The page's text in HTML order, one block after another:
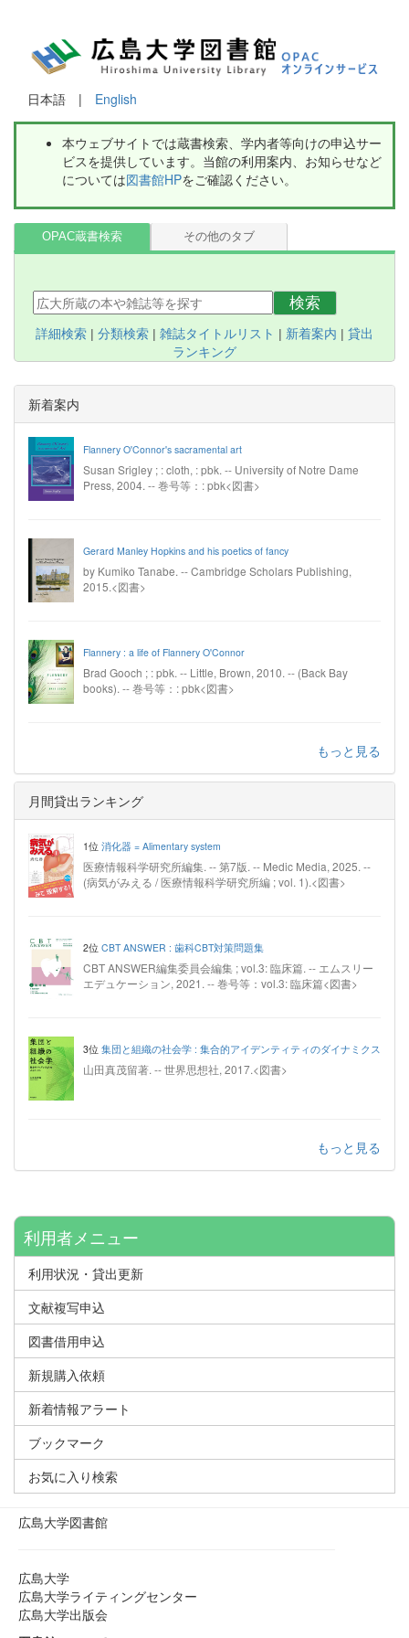
日本語 | English
本ウェブサイトでは蔵書検索、学内者等向けの申込サー
ビスを提供しています。当館の利用案内、お知らせなど
については図書館HPをご確認ください。
OPAC蔵書検索 その他のタブ
検索
詳細検索 | 分類検索 | 雑誌タイトルリスト | 新着案内 | 貸出
ランキング
新着案内
Flannery O'Connor's sacramental art
Susan Srigley ; : cloth, : pbk. -- University of Notre Dame
Press, 2004. -- 巻号等：: pbk<図書>
Gerard Manley Hopkins and his poetics of fancy
by Kumiko Tanabe. -- Cambridge Scholars Publishing,
2015.<図書>
Flannery : a life of Flannery O'Connor
Brad Gooch ; : pbk. -- Little, Brown, 2010. -- (Back Bay
books). -- 巻号等：: pbk<図書>
もっと見る
月間貸出ランキング
1位 消化器 = Alimentary system
医療情報科学研究所編集. -- 第7版. -- Medic Media, 2025. --
(病気がみえる / 医療情報科学研究所編 ; vol. 1).<図書>
2位 CBT ANSWER : 歯科CBT対策問題集
CBT ANSWER編集委員会編集 ; vol.3: 臨床篇. -- エムスリー
エデュケーション, 2021. -- 巻号等：vol.3: 臨床篇<図書>
3位 集団と組織の社会学 : 集合的アイデンティティのダイナミクス
山田真茂留著. -- 世界思想社, 2017.<図書>
もっと見る
利用者メニュー
利用状況・貸出更新
文献複写申込
図書借用申込
新規購入依頼
新着情報アラート
ブックマーク
お気に入り検索
広島大学図書館
広島大学
広島大学ライティングセンター
広島大学出版会